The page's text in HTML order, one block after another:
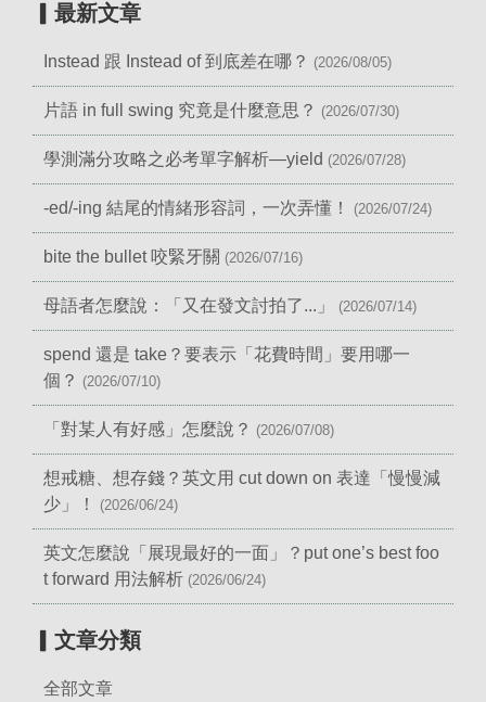
▎最新文章
Instead 跟 Instead of 到底差在哪？ (2026/08/05)
片語 in full swing 究竟是什麼意思？ (2026/07/30)
學測滿分攻略之必考單字解析—yield (2026/07/28)
-ed/-ing 結尾的情緒形容詞，一次弄懂！ (2026/07/24)
bite the bullet 咬緊牙關 (2026/07/16)
母語者怎麼說：「又在發文討拍了...」 (2026/07/14)
spend 還是 take？要表示「花費時間」要用哪一
個？ (2026/07/10)
「對某人有好感」怎麼說？ (2026/07/08)
想戒糖、想存錢？英文用 cut down on 表達「慢慢減
少」！
(2026/06/24)
英文怎麼說「展現最好的一面」？put one’s best foo
t forward 用法解析 (2026/06/24)
▎文章分類
全部文章